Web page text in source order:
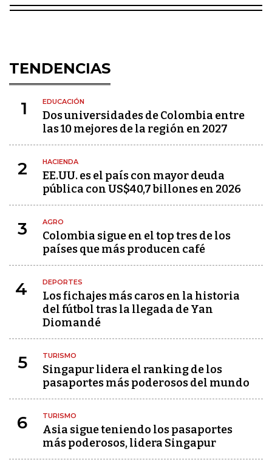
TENDENCIAS
1 EDUCACIÓN
Dos universidades de Colombia entre
las 10 mejores de la región en 2027
2 HACIENDA
EE.UU. es el país con mayor deuda
pública con US$40,7 billones en 2026
3 AGRO
Colombia sigue en el top tres de los
países que más producen café
4 DEPORTES
Los fichajes más caros en la historia
del fútbol tras la llegada de Yan
Diomandé
5 TURISMO
Singapur lidera el ranking de los
pasaportes más poderosos del mundo
6 TURISMO
Asia sigue teniendo los pasaportes
más poderosos, lidera Singapur